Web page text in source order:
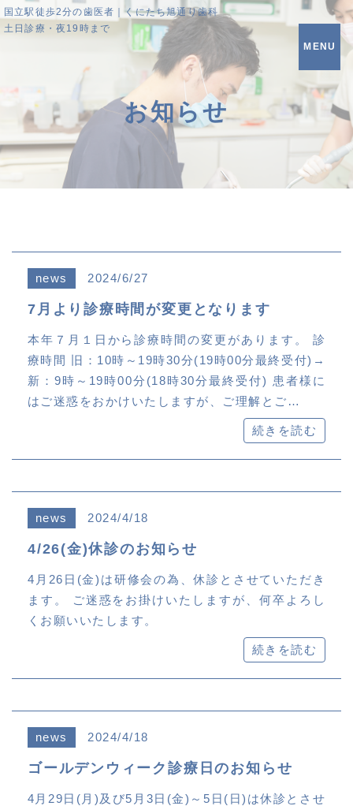
国立駅徒歩2分の歯医者｜くにたち旭通り歯科
土日診療・夜19時まで
MENU
お知らせ
news 2024/6/27
7月より診療時間が変更となります
本年７月１日から診療時間の変更があります。 診
療時間 旧：10時～19時30分(19時00分最終受付)→
新：9時～19時00分(18時30分最終受付) 患者様に
はご迷惑をおかけいたしますが、ご理解とご…
続きを読む
news 2024/4/18
4/26(金)休診のお知らせ
4月26日(金)は研修会の為、休診とさせていただき
ます。 ご迷惑をお掛けいたしますが、何卒よろし
くお願いいたします。
続きを読む
news 2024/4/18
ゴールデンウィーク診療日のお知らせ
4月29日(月)及び5月3日(金)～5日(日)は休診とさせ